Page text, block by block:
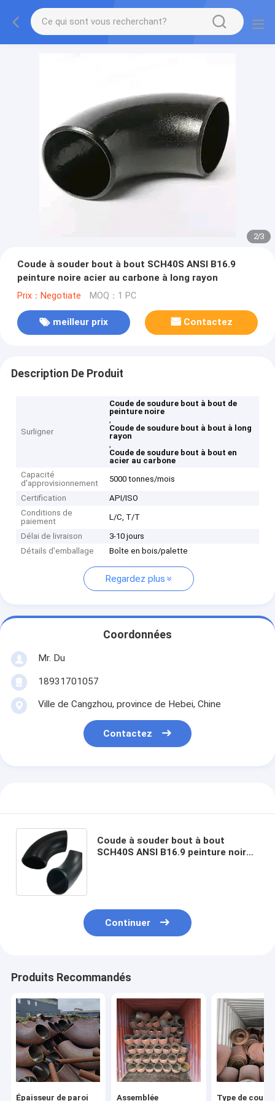
2/3
Coude à souder bout à bout SCH40S ANSI B16.9
peinture noire acier au carbone à long rayon
Prix：Negotiate MOQ：1 PC
meilleur prix Contactez
Description De Produit
Surligner
Coude de soudure bout à bout de
peinture noire
,
Coude de soudure bout à bout à long
rayon
,
Coude de soudure bout à bout en
acier au carbone
Capacité
d'approvisionnement
5000 tonnes/mois
Certification
API/ISO
Conditions de
paiement
L/C, T/T
Délai de livraison
3-10 jours
Détails d'emballage
Boîte en bois/palette
Regardez plus
Coordonnées
Mr. Du
18931701057
Ville de Cangzhou, province de Hebei, Chine
Contactez
Coude à souder bout à bout
SCH40S ANSI B16.9 peinture noire
Continuer
Produits Recommandés
Épaisseur de paroi Assemblée Type de coude